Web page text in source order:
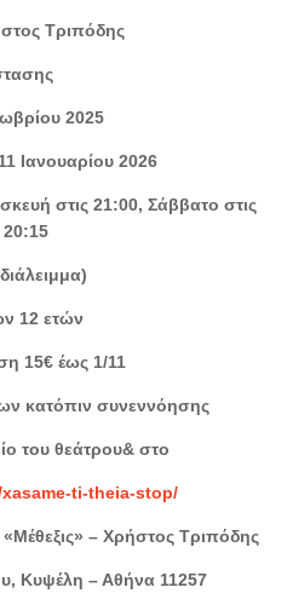
Τριπόδης
2025
Ιανουαρίου 2026
στις 21:00, Σάββατο στις
20:15
12 ετών
15€ έως 1/11
κατόπιν συνεννόησης
του θεάτρου& στο
ti-theia-stop/
– Χρήστος Τριπόδης
Κυψέλη – Αθήνα 11257